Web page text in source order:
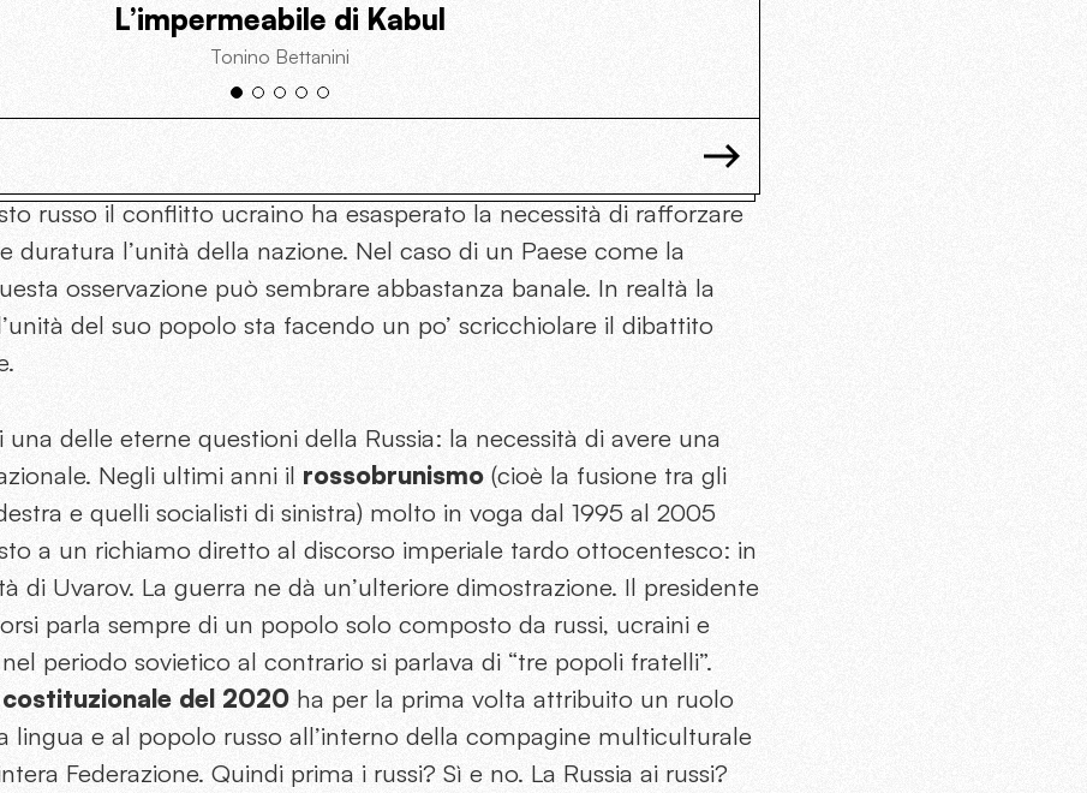
L’impermeabile di Kabul
Tonino Bettanini
russo il conflitto ucraino ha esasperato la necessità di rafforzare
duratura l’unità della nazione. Nel caso di un Paese come la
osservazione può sembrare abbastanza banale. In realtà la
del suo popolo sta facendo un po’ scricchiolare il dibattito
delle eterne questioni della Russia: la necessità di avere una
Negli ultimi anni il rossobrunismo (cioè la fusione tra gli
e quelli socialisti di sinistra) molto in voga dal 1995 al 2005
a un richiamo diretto al discorso imperiale tardo ottocentesco: in
di Uvarov. La guerra ne dà un’ulteriore dimostrazione. Il presidente
parla sempre di un popolo solo composto da russi, ucraini e
periodo sovietico al contrario si parlava di “tre popoli fratelli”.
del 2020 ha per la prima volta attribuito un ruolo
lingua e al popolo russo all’interno della compagine multiculturale
Federazione. Quindi prima i russi? Sì e no. La Russia ai russi?